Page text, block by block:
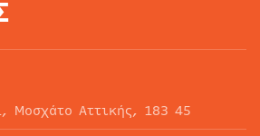
Μοσχάτο Αττικής, 183 45